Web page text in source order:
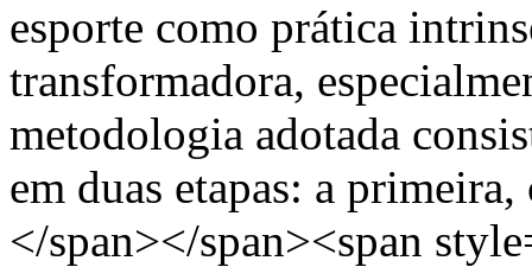
esporte como prática
transformadora,
metodologia adotada
em duas etapas: a
</span></span><span